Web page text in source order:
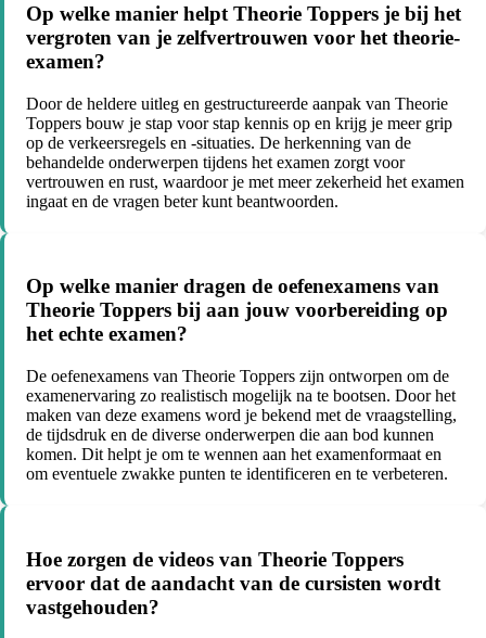
Op welke manier helpt Theorie Toppers je bij het
vergroten van je zelfvertrouwen voor het theorie-
examen?
Door de heldere uitleg en gestructureerde aanpak van Theorie
Toppers bouw je stap voor stap kennis op en krijg je meer grip
op de verkeersregels en -situaties. De herkenning van de
behandelde onderwerpen tijdens het examen zorgt voor
vertrouwen en rust, waardoor je met meer zekerheid het examen
ingaat en de vragen beter kunt beantwoorden.
Op welke manier dragen de oefenexamens van
Theorie Toppers bij aan jouw voorbereiding op
het echte examen?
De oefenexamens van Theorie Toppers zijn ontworpen om de
examenervaring zo realistisch mogelijk na te bootsen. Door het
maken van deze examens word je bekend met de vraagstelling,
de tijdsdruk en de diverse onderwerpen die aan bod kunnen
komen. Dit helpt je om te wennen aan het examenformaat en
om eventuele zwakke punten te identificeren en te verbeteren.
Hoe zorgen de videos van Theorie Toppers
ervoor dat de aandacht van de cursisten wordt
vastgehouden?